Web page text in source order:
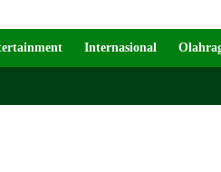
Internasional